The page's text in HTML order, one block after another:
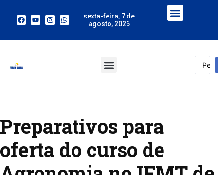
sexta-feira, 7 de
agosto, 2026
Preparativos para
oferta do curso de